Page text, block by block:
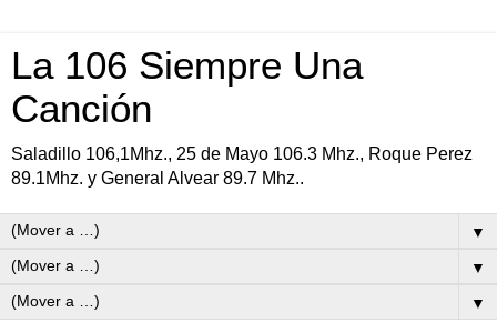
La 106 Siempre Una
Canción
Saladillo 106,1Mhz., 25 de Mayo 106.3 Mhz., Roque Perez
89.1Mhz. y General Alvear 89.7 Mhz..
▼
▼
▼